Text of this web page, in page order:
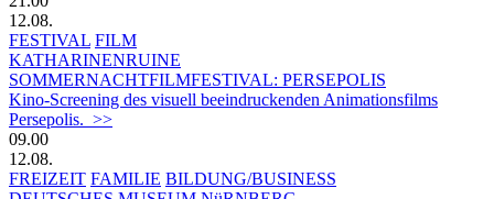
12.08.
FESTIVAL FILM
KATHARINENRUINE
SOMMERNACHTFILMFESTIVAL: PERSEPOLIS
Kino-Screening des visuell beeindruckenden Animationsfilms
Persepolis. >>
09.00
12.08.
FREIZEIT FAMILIE BILDUNG/BUSINESS